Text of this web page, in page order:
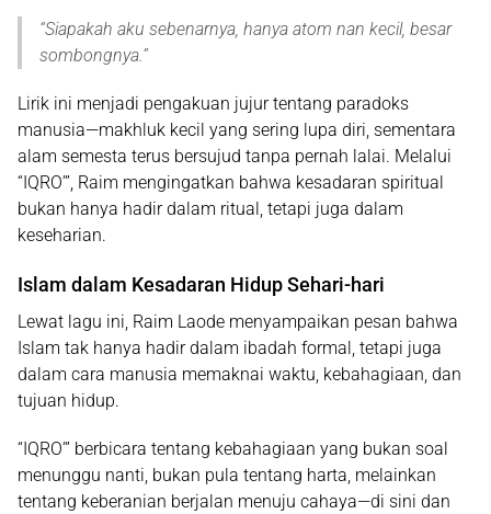
“Siapakah aku sebenarnya, hanya atom nan kecil, besar
sombongnya.”
Lirik ini menjadi pengakuan jujur tentang paradoks
manusia—makhluk kecil yang sering lupa diri, sementara
alam semesta terus bersujud tanpa pernah lalai. Melalui
“IQRO’”, Raim mengingatkan bahwa kesadaran spiritual
bukan hanya hadir dalam ritual, tetapi juga dalam
keseharian.
Islam dalam Kesadaran Hidup Sehari-hari
Lewat lagu ini, Raim Laode menyampaikan pesan bahwa
Islam tak hanya hadir dalam ibadah formal, tetapi juga
dalam cara manusia memaknai waktu, kebahagiaan, dan
tujuan hidup.
“IQRO’” berbicara tentang kebahagiaan yang bukan soal
menunggu nanti, bukan pula tentang harta, melainkan
tentang keberanian berjalan menuju cahaya—di sini dan